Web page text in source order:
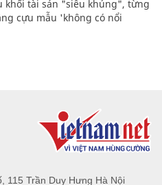
khối tài sản "siêu khủng", từng
cựu mẫu 'không có nổi
115 Trần Duy Hưng Hà Nội